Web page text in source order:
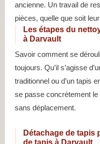
ancienne. Un travail de
pièces, quelle que soit
Les étapes du
à Darvault
Savoir comment se
toujours. Qu’il s’agisse
traditionnel ou d’un tapis
se passe concrètement le
sans déplacement.
Détachage de tapis